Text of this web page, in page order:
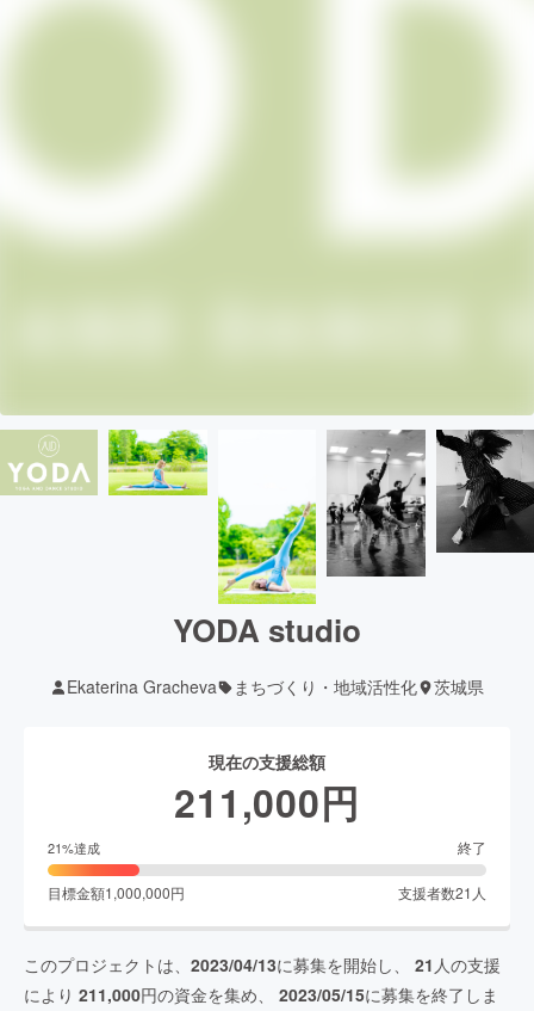
YODA studio
Ekaterina Gracheva まちづくり・地域活性化 茨城県
現在の支援総額
211,000円
21%達成 終了
目標金額1,000,000円 支援者数21 人
このプロジェクトは、 2023/04/13に募集を開始し、 21 人の支援
により 211,000円の資金を集め、 2023/05/15に募集を終了しま